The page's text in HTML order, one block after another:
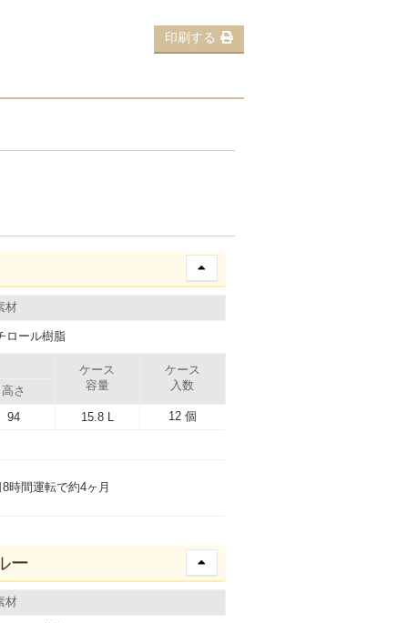
印刷する
材
ロール樹脂
ケース
容量
ケース
入数
高さ
94 15.8 L 12 個
8時間運転で約4ヶ月
ー
材